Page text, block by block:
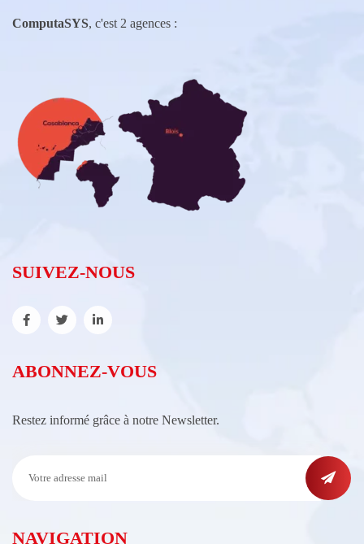
ComputaSYS, c'est 2 agences :
SUIVEZ-NOUS
ABONNEZ-VOUS
Restez informé grâce à notre Newsletter.
NAVIGATION